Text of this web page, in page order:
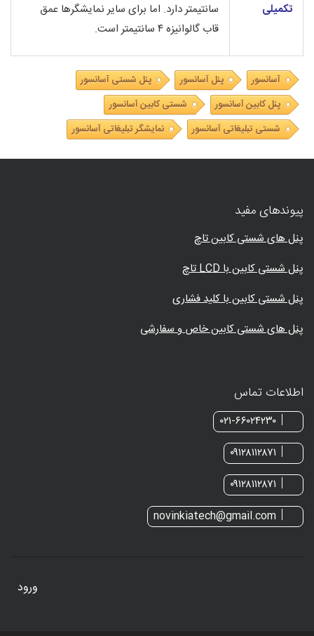
تکمیلی
سانتیمتر دارد. اما برای سایر نمایشگرها عمق
قاب گالوانیزه ۴ سانتیمتر است.
آسانسور پنل آسانسور
پنل شستی آسانسور
پنل کابین آسانسور
شستی کابین آسانسور
شستی تبلیغاتی آسانسور
نمایشگر تبلیغاتی آسانسور
پیوندهای مفید
پنل های شستی کابین تاچ
پنل شستی کابین با LCD تاچ
پنل شستی کابین با کلید فشاری
پنل های شستی کابین خاص و سفارشی
اطلاعات تماس
۰۲۱-۶۶۰۲۴۲۳۰
۰۹۱۲۸۱۱۲۸۷۱
۰۹۱۲۸۱۱۲۸۷۱
novinkiatech@gmail.com
ورود